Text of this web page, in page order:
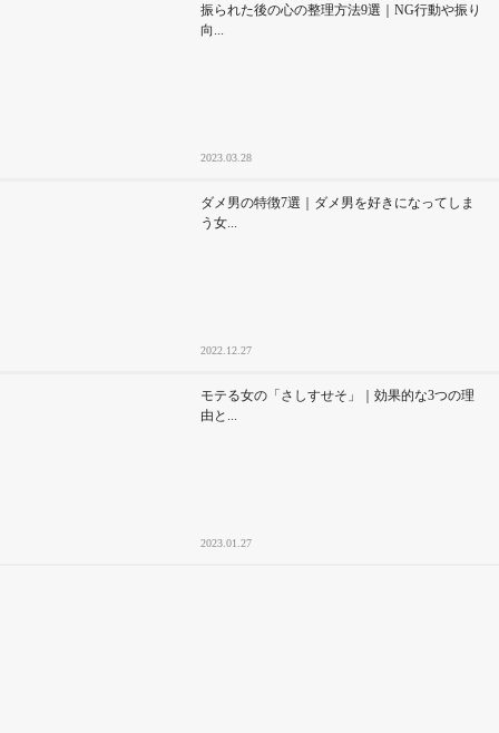
振られた後の心の整理方法9選｜NG行動や振り
向...
2023.03.28
ダメ男の特徴7選｜ダメ男を好きになってしま
う女...
2022.12.27
モテる女の「さしすせそ」｜効果的な3つの理
由と...
2023.01.27